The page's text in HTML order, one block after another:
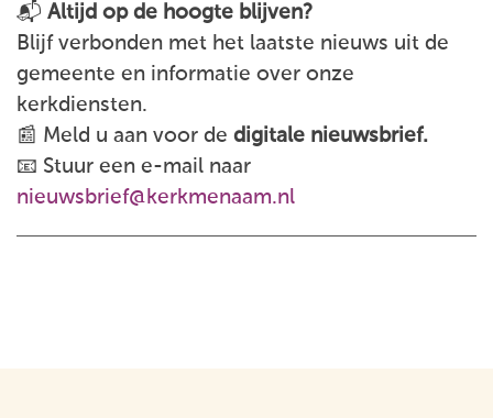
📬 Altijd op de hoogte blijven?
Blijf verbonden met het laatste nieuws uit de
gemeente en informatie over onze
kerkdiensten.
📰 Meld u aan voor de digitale nieuwsbrief.
📧 Stuur een e-mail naar
nieuwsbrief@kerkmenaam.nl